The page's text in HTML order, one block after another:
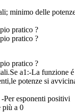
minimo delle
pratico ?
pratico ?
pratico ?
a1:-La funzione é
potenze si
Per esponenti positivi
più a 0